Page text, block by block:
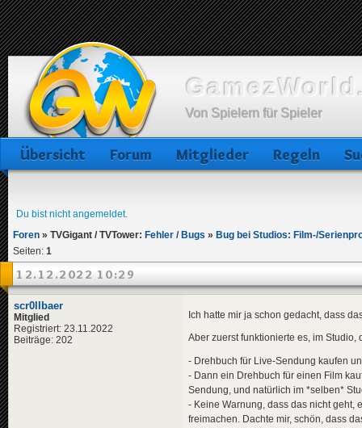
Von Spielern für Spieler
Übersicht Forum Mitglieder Regeln
Du bist nicht angemeldet.
Foren » TVGigant / TVTower: Fehler / Bugs » Bug bei Studios: Film-/
Seiten: 1
12.12.2022 10:29
scr0llbaer
Mitglied
Registriert: 23.11.2022
Beiträge: 202
Ich hatte mir ja schon gedacht, dass
Aber zuerst funktionierte es, im Studio,
- Drehbuch für Live-Sendung kaufen
- Dann ein Drehbuch für einen Film
Sendung, und natürlich im *selben*
- Keine Warnung, dass das nicht geht,
freimachen. Dachte mir, schön, dass